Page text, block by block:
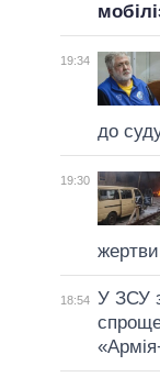
19:34
до
19:30
жертви
18:54 У ЗСУ